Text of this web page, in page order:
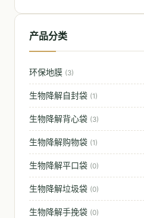
产品分类
环保地膜 (3)
生物降解自封袋 (1)
生物降解背心袋 (3)
生物降解购物袋 (1)
生物降解平口袋 (0)
生物降解垃圾袋 (0)
生物降解手挽袋 (0)